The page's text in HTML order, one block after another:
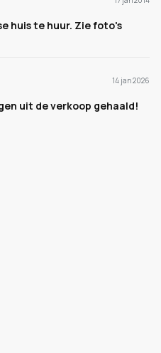
huis te huur. Zie foto's
14 jan 2026
uit de verkoop gehaald!